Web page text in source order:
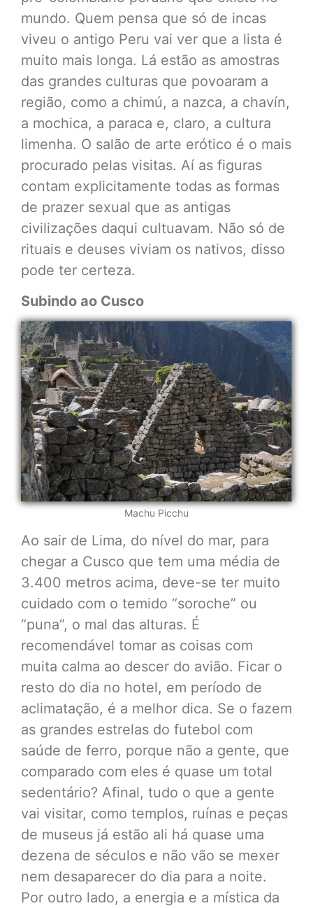
mundo. Quem pensa que só de incas
viveu o antigo Peru vai ver que a lista é
muito mais longa. Lá estão as amostras
das grandes culturas que povoaram a
região, como a chimú, a nazca, a chavín,
a mochica, a paraca e, claro, a cultura
limenha. O salão de arte erótico é o mais
procurado pelas visitas. Aí as figuras
contam explicitamente todas as formas
de prazer sexual que as antigas
civilizações daqui cultuavam. Não só de
rituais e deuses viviam os nativos, disso
pode ter certeza.
Subindo ao Cusco
Machu Picchu
Ao sair de Lima, do nível do mar, para
chegar a Cusco que tem uma média de
3.400 metros acima, deve-se ter muito
cuidado com o temido “soroche” ou
“puna”, o mal das alturas. É
recomendável tomar as coisas com
muita calma ao descer do avião. Ficar o
resto do dia no hotel, em período de
aclimatação, é a melhor dica. Se o fazem
as grandes estrelas do futebol com
saúde de ferro, porque não a gente, que
comparado com eles é quase um total
sedentário? Afinal, tudo o que a gente
vai visitar, como templos, ruínas e peças
de museus já estão ali há quase uma
dezena de séculos e não vão se mexer
nem desaparecer do dia para a noite.
Por outro lado, a energia e a mística da